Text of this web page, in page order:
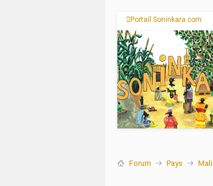
Portail Soninkara.com
Forum Pays Mali